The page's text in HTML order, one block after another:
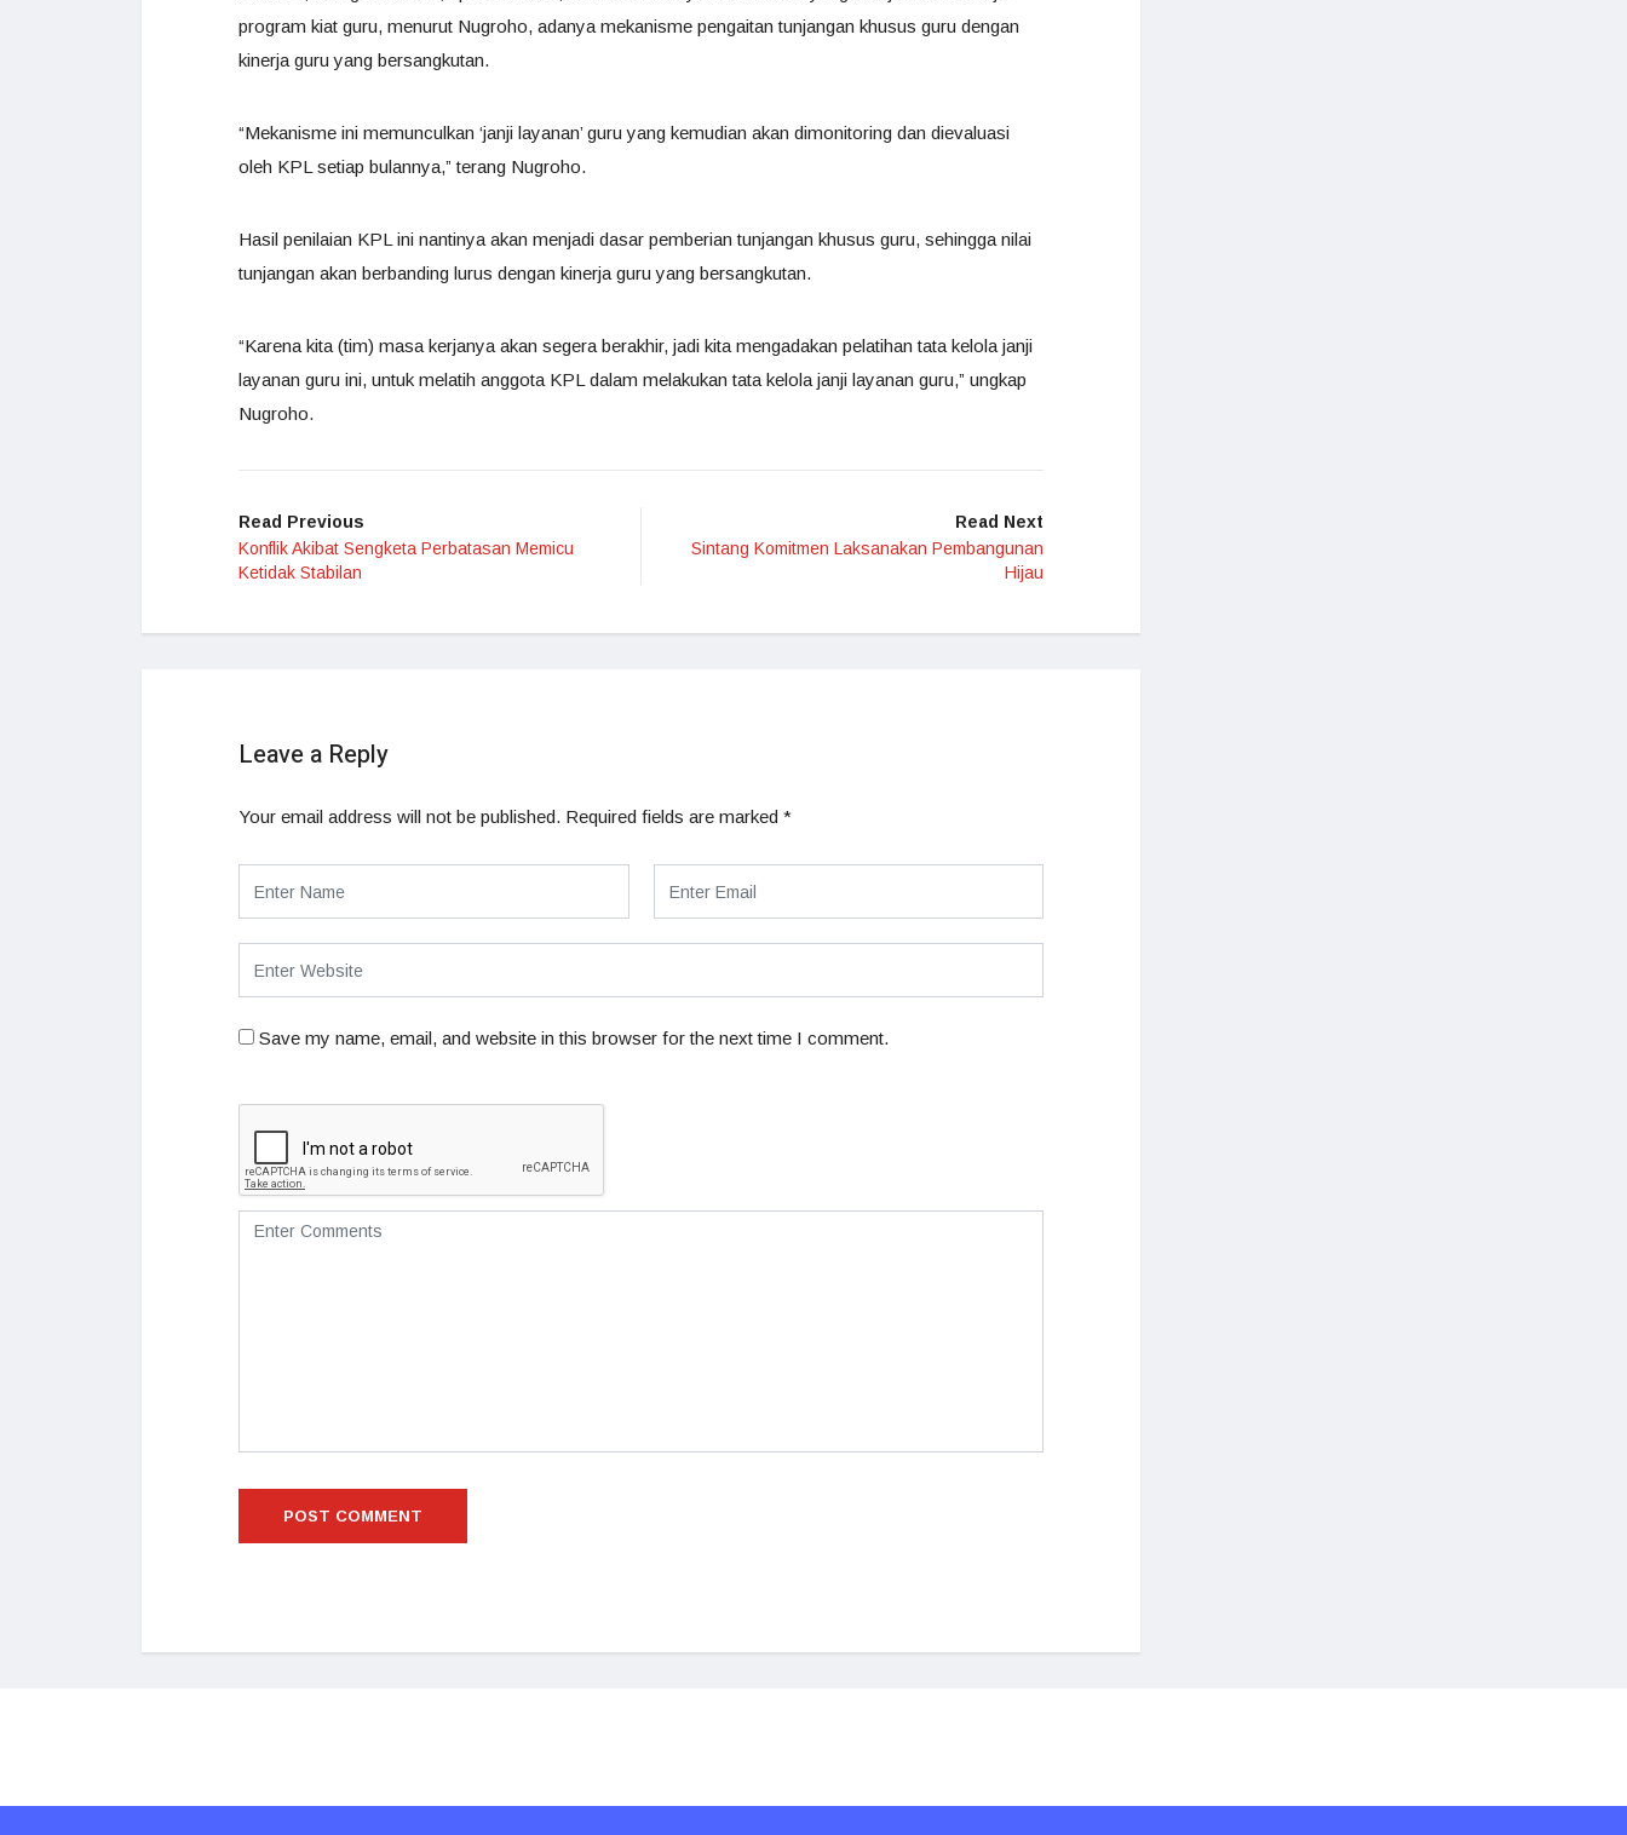
program kiat guru, menurut Nugroho, adanya mekanisme pengaitan tunjangan khusus guru dengan
kinerja guru yang bersangkutan.
“Mekanisme ini memunculkan ‘janji layanan’ guru yang kemudian akan dimonitoring dan dievaluasi
oleh KPL setiap bulannya,” terang Nugroho.
Hasil penilaian KPL ini nantinya akan menjadi dasar pemberian tunjangan khusus guru, sehingga nilai
tunjangan akan berbanding lurus dengan kinerja guru yang bersangkutan.
“Karena kita (tim) masa kerjanya akan segera berakhir, jadi kita mengadakan pelatihan tata kelola janji
layanan guru ini, untuk melatih anggota KPL dalam melakukan tata kelola janji layanan guru,” ungkap
Nugroho.
Read Previous
Konflik Akibat Sengketa Perbatasan Memicu
Ketidak Stabilan
Read Next
Sintang Komitmen Laksanakan Pembangunan
Hijau
Leave a Reply
Your email address will not be published. Required fields are marked *
Save my name, email, and website in this browser for the next time I comment.